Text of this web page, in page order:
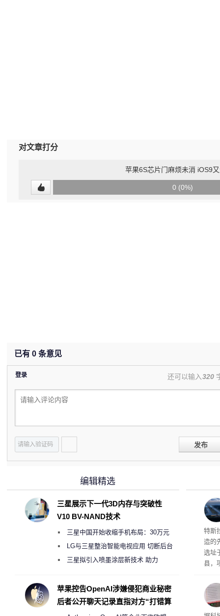
对文章打分
苹果6S芯片门麻烦未消 iOS9
0 (0%)
已有 0 条意见
登录 还可以输入320
发布
特斯
造的
选址
县，
在
疑
建
患
编辑精选
三星展示下一代3D内存与突破性
V10 BV-NAND技术
三星中国开始收缩手机布局：30万元
月销售额不达标门店 将被逐步清退
LG与三星整治智能电视应用 切断后台
偷偷共享带宽的违规行为
三星拟引入喷墨涂层新技术 助力
度
苹果控告OpenAI涉嫌侵犯商业秘密
后者公开聊天记录直指对方“打错算